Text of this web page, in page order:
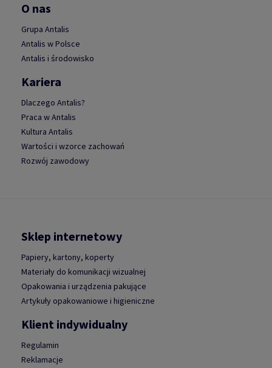
O nas
Grupa Antalis
Antalis w Polsce
Antalis i środowisko
Kariera
Dlaczego Antalis?
Praca w Antalis
Kultura Antalis
Wartości i wzorce zachowań
Rozwój zawodowy
Sklep internetowy
Papiery, kartony, koperty
Materiały do komunikacji wizualnej
Opakowania i urządzenia pakujące
Artykuły opakowaniowe i higieniczne
Klient indywidualny
Regulamin
Reklamacje